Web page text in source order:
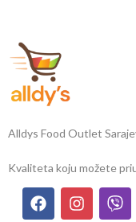
Alldys Food Outlet
Kvaliteta koju možete